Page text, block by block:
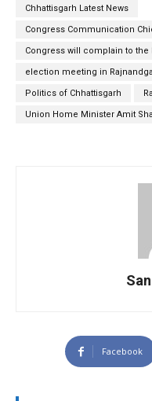
Chhattisgarh Latest News
Congress Communication
Congress will complain to
election meeting in
Politics of Chhattisgarh
Union Home Minister Amit
Facebook